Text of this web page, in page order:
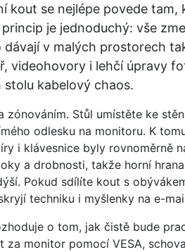
kout se nejlépe povede
je jednoduchý: vše
dávají v malých prostorech
videohovory i lehčí úpravy
kabelový chaos.
zónováním. Stůl umístěte ke
odlesku na monitoru. K
i klávesnice byly rovnoměrně
a drobnosti, takže horní
Pokud sdílíte kout s
techniku i myšlenky na e-
o tom, jak čistě bude
za monitor pomocí VESA,